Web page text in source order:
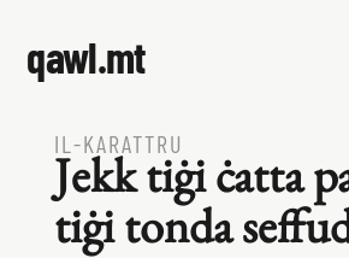
qawl.mt
IL‑KARATTRU
Jekk tiġi ċatta
tiġi tonda